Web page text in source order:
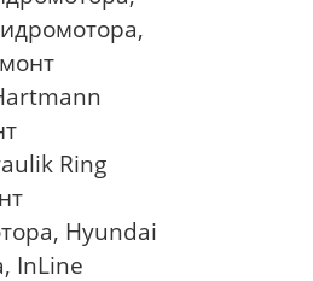
Ring
Hyundai
InLine